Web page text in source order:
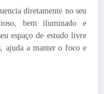
diretamente no seu
bem iluminado e
espaço de estudo livre
ajuda a manter o foco e